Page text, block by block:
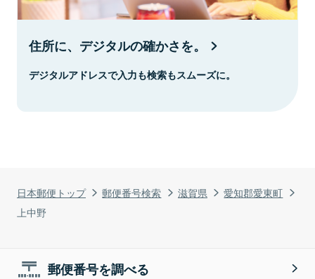
日本郵便トップ 郵便番号検索 滋賀県
愛知郡愛東町
上中野
住所に、デジタルの確かさを。
デジタルアドレスで入力も検索もスムーズに。
郵便番号を調べる